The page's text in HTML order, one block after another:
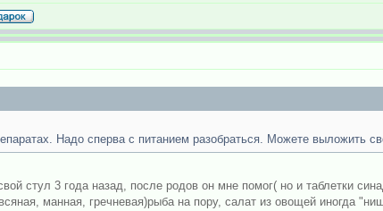
Надо сперва с питанием разобраться. Можете выложить
стул 3 года назад, после родов он мне помог( но и таблетки
манная, гречневая)рыба на пору, салат из овощей иногда